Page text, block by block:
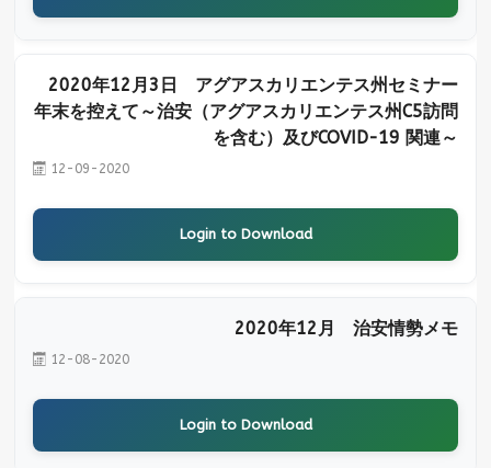
2020年12月3日 アグアスカリエンテス州セミナー
年末を控えて～治安（アグアスカリエンテス州C5訪問
を含む）及びCOVID-19 関連～
12-09-2020
Login to Download
2020年12月 治安情勢メモ
12-08-2020
Login to Download